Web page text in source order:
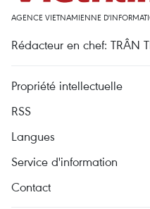
AGENCE VIETNAMIENNE
Rédacteur en chef: TRÂN
Propriété intellectuelle
RSS
Langues
Service d'information
Contact